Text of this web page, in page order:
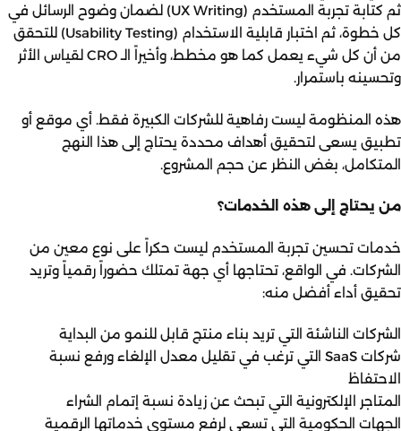
ثم كتابة تجربة المستخدم (UX Writing) لضمان وضوح الرسائل في
كل خطوة، ثم اختبار قابلية الاستخدام (Usability Testing) للتحقق
من أن كل شيء يعمل كما هو مخطط، وأخيراً الـ CRO لقياس الأثر
وتحسينه باستمرار.
هذه المنظومة ليست رفاهية للشركات الكبيرة فقط. أي موقع أو
تطبيق يسعى لتحقيق أهداف محددة يحتاج إلى هذا النهج
المتكامل، بغض النظر عن حجم المشروع.
من يحتاج إلى هذه الخدمات؟
خدمات تحسين تجربة المستخدم ليست حكراً على نوع معين من
الشركات. في الواقع، تحتاجها أي جهة تمتلك حضوراً رقمياً وتريد
تحقيق أداء أفضل منه:
الشركات الناشئة التي تريد بناء منتج قابل للنمو من البداية
شركات SaaS التي ترغب في تقليل معدل الإلغاء ورفع نسبة
الاحتفاظ
المتاجر الإلكترونية التي تبحث عن زيادة نسبة إتمام الشراء
الجهات الحكومية التي تسعى لرفع مستوى خدماتها الرقمية